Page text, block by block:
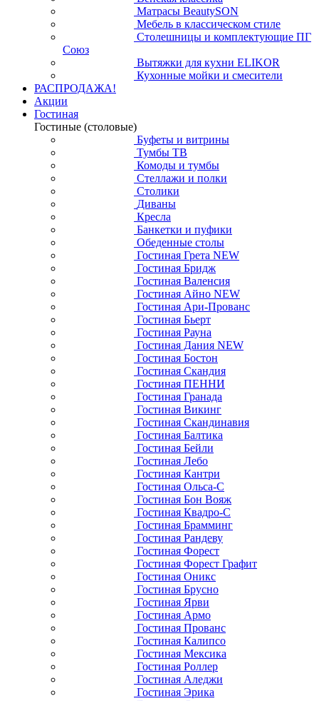
Матрасы BeautySON
Мебель в классическом стиле
Столешницы и комплектующие ПГ
Союз
Вытяжки для кухни ELIKOR
Кухонные мойки и смесители
РАСПРОДАЖА!
Акции
Гостиная
Гостиные (столовые)
Буфеты и витрины
Тумбы ТВ
Комоды и тумбы
Стеллажи и полки
Столики
Диваны
Кресла
Банкетки и пуфики
Обеденные столы
Гостиная Грета NEW
Гостиная Бридж
Гостиная Валенсия
Гостиная Айно NEW
Гостиная Ари-Прованс
Гостиная Бьерт
Гостиная Рауна
Гостиная Дания NEW
Гостиная Бостон
Гостиная Скандия
Гостиная ПЕННИ
Гостиная Гранада
Гостиная Викинг
Гостиная Скандинавия
Гостиная Балтика
Гостиная Бейли
Гостиная Лебо
Гостиная Кантри
Гостиная Ольса-С
Гостиная Бон Вояж
Гостиная Квадро-С
Гостиная Брамминг
Гостиная Рандеву
Гостиная Форест
Гостиная Форест Графит
Гостиная Оникс
Гостиная Брусно
Гостиная Ярви
Гостиная Армо
Гостиная Прованс
Гостиная Калипсо
Гостиная Мексика
Гостиная Роллер
Гостиная Аледжи
Гостиная Эрика